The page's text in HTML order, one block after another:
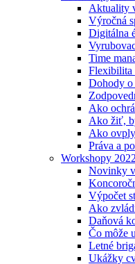
Aktuality
Výročná
Digitálna
Time
Flexibilita
Dohody o
Ako
Ako žiť,
Ako
Práva a
Workshopy 2022
Novinky
Výpočet
Ako
Daňová
Čo môže
Letné
Ukážky